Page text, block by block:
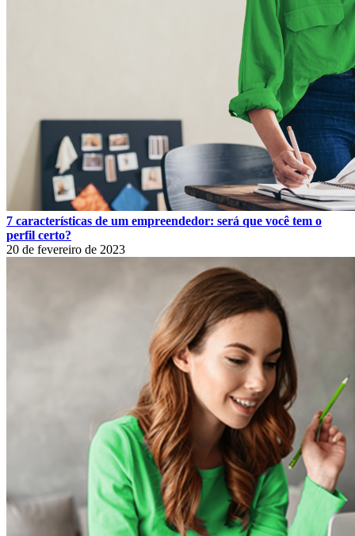
7 características de um empreendedor: será que você tem o
perfil certo?
20 de fevereiro de 2023